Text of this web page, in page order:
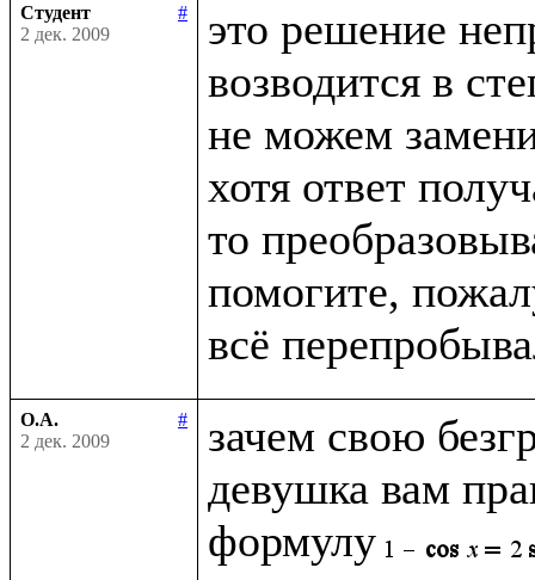
Студент
#
2 дек. 2009
это решение
возводится в
не можем
хотя ответ
то
помогите,
О.А.
#
2 дек. 2009
зачем свою
девушка вам
формулу